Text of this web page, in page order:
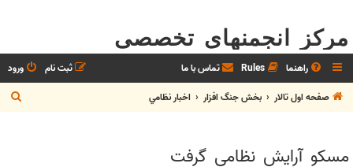
مرکز انجمنهای تخصصی
راهنما Rules تماس با ما ورود
ثبت نام
صفحه اول تالار
بخش جنگ افزار اخبار نظامي
س
مسکو آرایش نظامی گرفت